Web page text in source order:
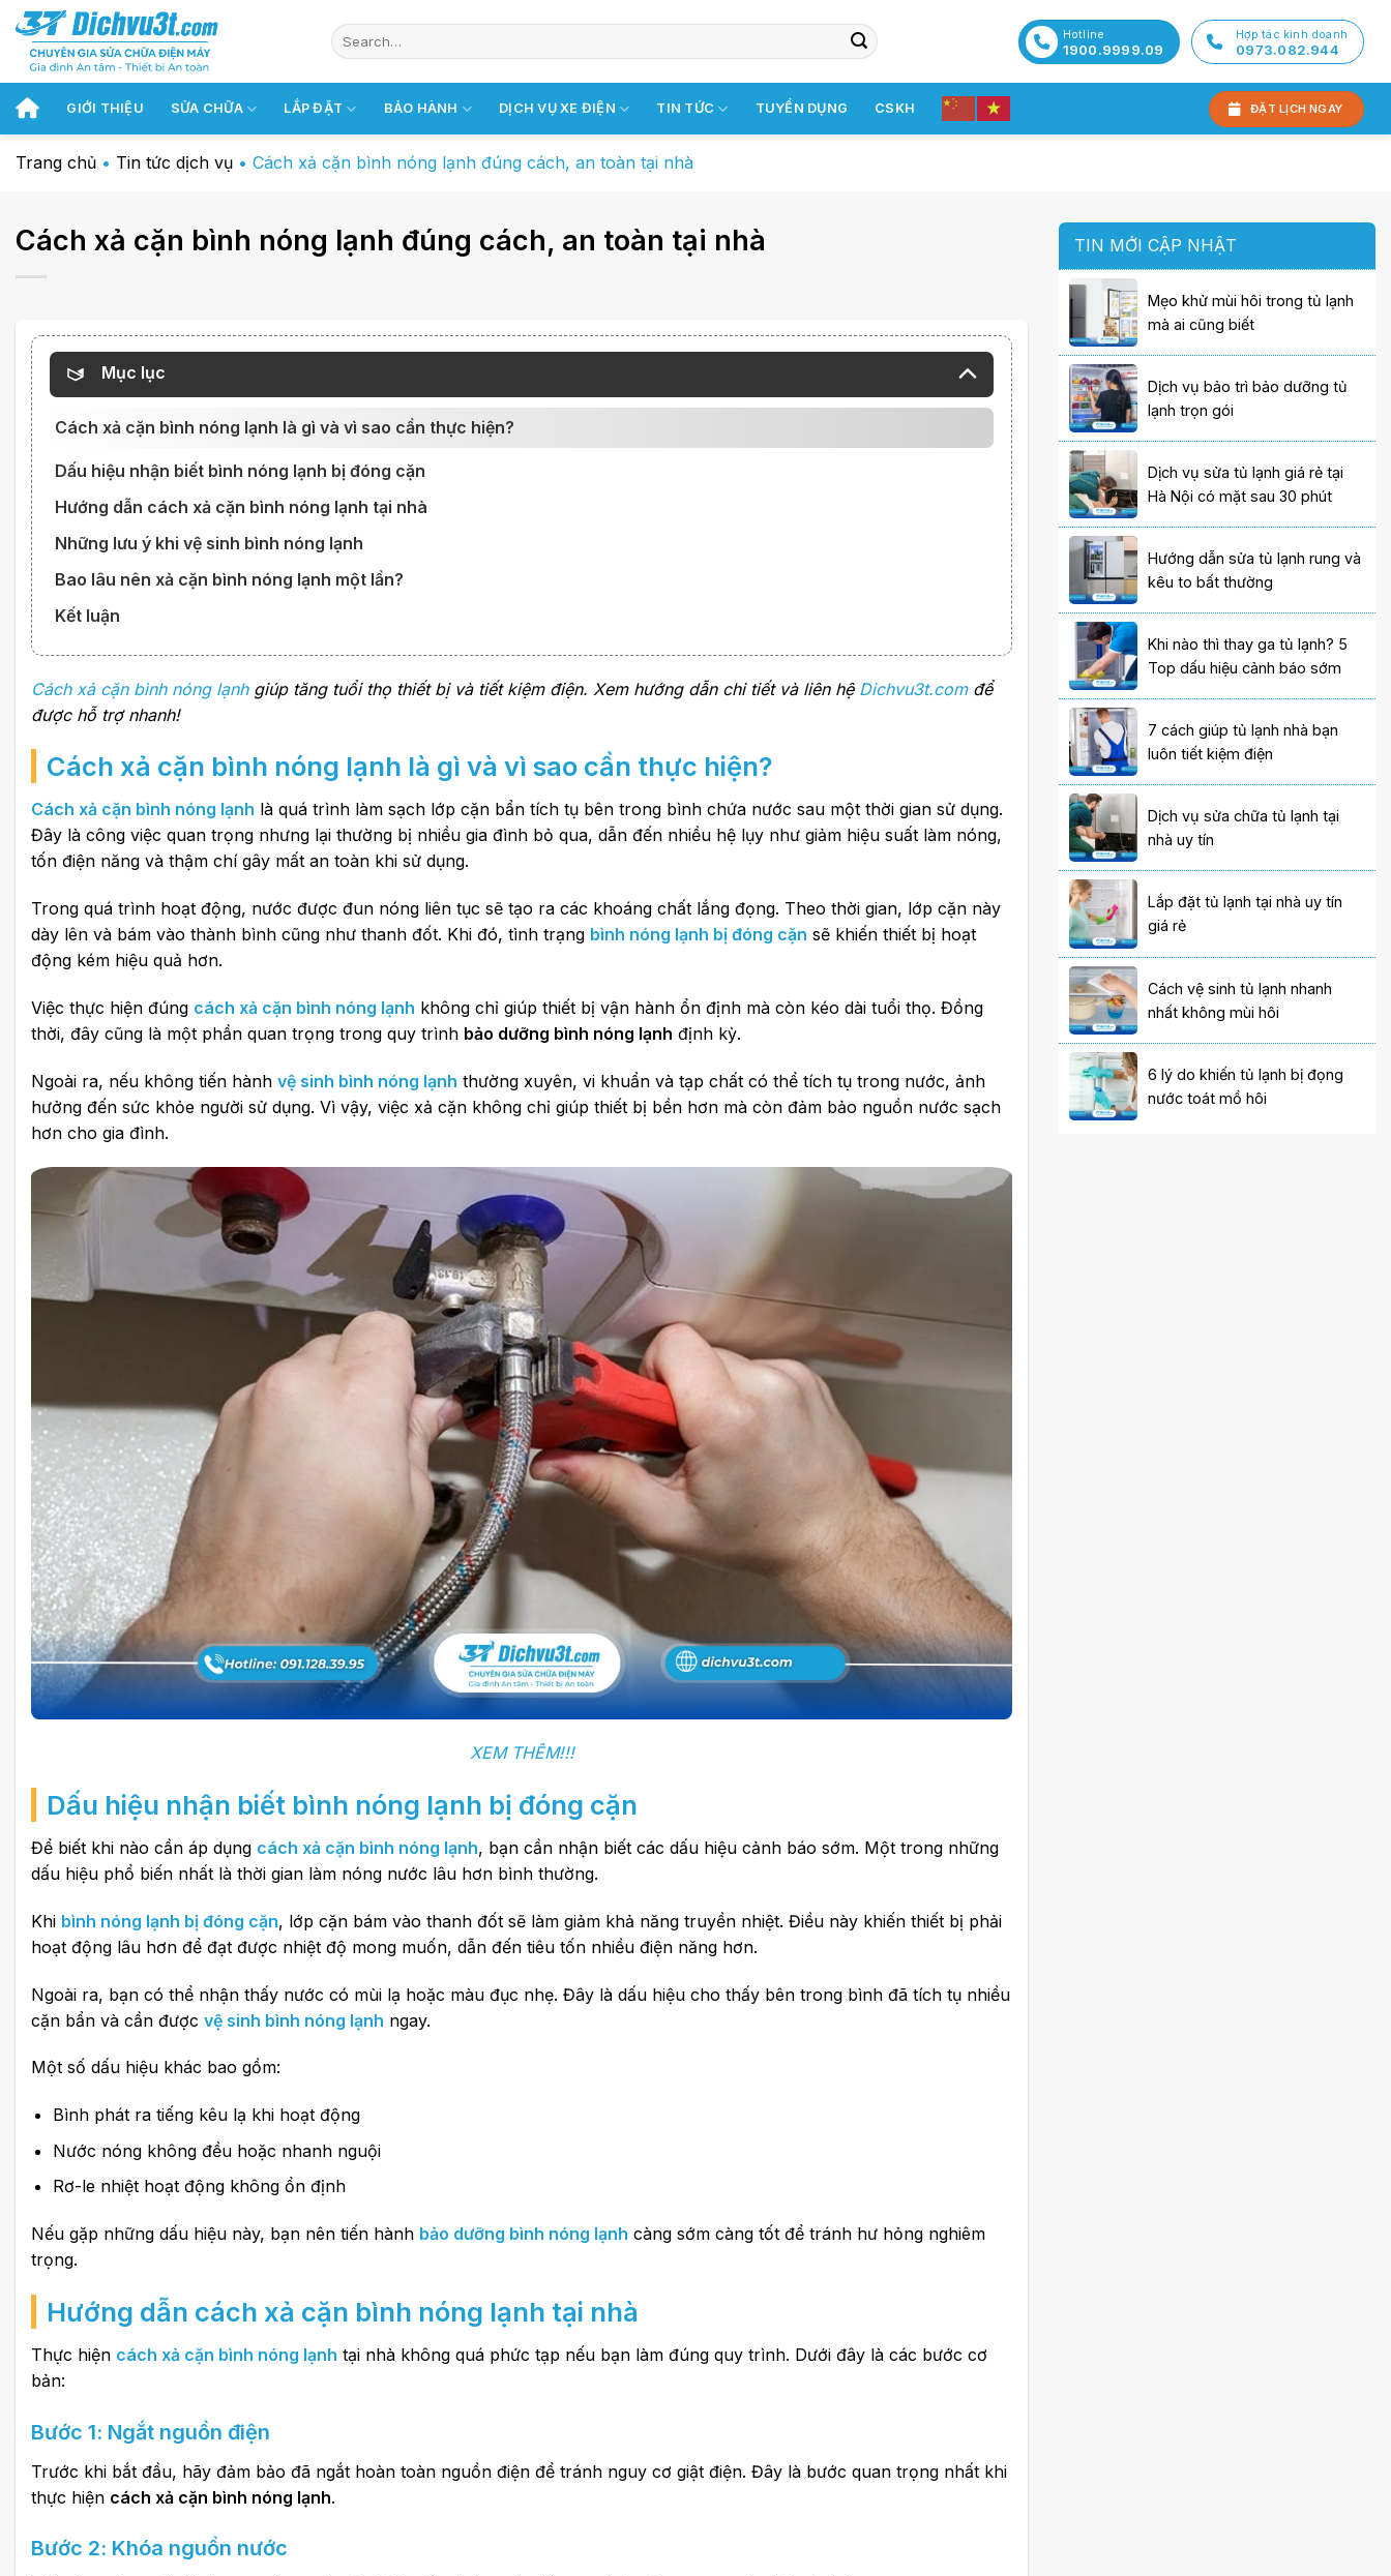
Chuyển
đến
dung
Hotline
1900.9999.09
Hợp tác kinh doanh
0973.082.944
GIỚI THIỆU SỬA CHỮA LẮP ĐẶT BẢO HÀNH DỊCH VỤ XE ĐIỆN TIN TỨC TUYỂN DỤNG CSKH ĐẶT LỊCH NGAY
Trang chủ • Tin tức dịch vụ • Cách xả cặn bình nóng lạnh đúng cách, an toàn tại nhà
Cách xả cặn bình nóng lạnh đúng cách, an toàn tại nhà
Mục lục
Cách xả cặn bình nóng lạnh là gì và vì sao cần thực hiện?
Dấu hiệu nhận biết bình nóng lạnh bị đóng cặn
Hướng dẫn cách xả cặn bình nóng lạnh tại nhà
Những lưu ý khi vệ sinh bình nóng lạnh
Bao lâu nên xả cặn bình nóng lạnh một lần?
Kết luận
Cách xả cặn bình nóng lạnhgiúp tăng tuổi thọ thiết bị và tiết kiệm điện. Xem hướng dẫn chi tiết và liên hệ Dichvu3t.comđể
được hỗ trợ nhanh!
Cách xả cặn bình nóng lạnh là gì và vì sao cần thực hiện?
Cách xả cặn bình nóng lạnh là quá trình làm sạch lớp cặn bẩn tích tụ bên trong bình chứa nước sau một thời gian sử dụng.
Đây là công việc quan trọng nhưng lại thường bị nhiều gia đình bỏ qua, dẫn đến nhiều hệ lụy như giảm hiệu suất làm nóng,
tốn điện năng và thậm chí gây mất an toàn khi sử dụng.
Trong quá trình hoạt động, nước được đun nóng liên tục sẽ tạo ra các khoáng chất lắng đọng. Theo thời gian, lớp cặn này
dày lên và bám vào thành bình cũng như thanh đốt. Khi đó, tình trạng bình nóng lạnh bị đóng cặn sẽ khiến thiết bị hoạt
động kém hiệu quả hơn.
Việc thực hiện đúng cách xả cặn bình nóng lạnh không chỉ giúp thiết bị vận hành ổn định mà còn kéo dài tuổi thọ. Đồng
thời, đây cũng là một phần quan trọng trong quy trình bảo dưỡng bình nóng lạnh định kỳ.
Ngoài ra, nếu không tiến hành vệ sinh bình nóng lạnh thường xuyên, vi khuẩn và tạp chất có thể tích tụ trong nước, ảnh
hưởng đến sức khỏe người sử dụng. Vì vậy, việc xả cặn không chỉ giúp thiết bị bền hơn mà còn đảm bảo nguồn nước sạch
hơn cho gia đình.
XEM THÊM!!!
Dấu hiệu nhận biết bình nóng lạnh bị đóng cặn
Để biết khi nào cần áp dụng cách xả cặn bình nóng lạnh, bạn cần nhận biết các dấu hiệu cảnh báo sớm. Một trong những
dấu hiệu phổ biến nhất là thời gian làm nóng nước lâu hơn bình thường.
Khi bình nóng lạnh bị đóng cặn, lớp cặn bám vào thanh đốt sẽ làm giảm khả năng truyền nhiệt. Điều này khiến thiết bị phải
hoạt động lâu hơn để đạt được nhiệt độ mong muốn, dẫn đến tiêu tốn nhiều điện năng hơn.
Ngoài ra, bạn có thể nhận thấy nước có mùi lạ hoặc màu đục nhẹ. Đây là dấu hiệu cho thấy bên trong bình đã tích tụ nhiều
cặn bẩn và cần được vệ sinh bình nóng lạnh ngay.
Một số dấu hiệu khác bao gồm:
Bình phát ra tiếng kêu lạ khi hoạt động
Nước nóng không đều hoặc nhanh nguội
Rơ-le nhiệt hoạt động không ổn định
Nếu gặp những dấu hiệu này, bạn nên tiến hành bảo dưỡng bình nóng lạnh càng sớm càng tốt để tránh hư hỏng nghiêm
trọng.
Hướng dẫn cách xả cặn bình nóng lạnh tại nhà
Thực hiện cách xả cặn bình nóng lạnh tại nhà không quá phức tạp nếu bạn làm đúng quy trình. Dưới đây là các bước cơ
bản:
Bước 1: Ngắt nguồn điện
Trước khi bắt đầu, hãy đảm bảo đã ngắt hoàn toàn nguồn điện để tránh nguy cơ giật điện. Đây là bước quan trọng nhất khi
thực hiện cách xả cặn bình nóng lạnh.
Bước 2: Khóa nguồn nước
TIN MỚI CẬP NHẬT
Mẹo khử mùi hôi trong tủ lạnh
mà ai cũng biết
Dịch vụ bảo trì bảo dưỡng tủ
lạnh trọn gói
Dịch vụ sửa tủ lạnh giá rẻ tại
Hà Nội có mặt sau 30 phút
Hướng dẫn sửa tủ lạnh rung và
kêu to bất thường
Khi nào thì thay ga tủ lạnh? 5
Top dấu hiệu cảnh báo sớm
7 cách giúp tủ lạnh nhà bạn
luôn tiết kiệm điện
Dịch vụ sửa chữa tủ lạnh tại
nhà uy tín
Lắp đặt tủ lạnh tại nhà uy tín
giá rẻ
Cách vệ sinh tủ lạnh nhanh
nhất không mùi hôi
6 lý do khiến tủ lạnh bị đọng
nước toát mồ hôi